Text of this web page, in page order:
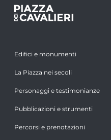
Edifici e monumenti
La Piazza nei secoli
Personaggi e testimonianze
Pubblicazioni e strumenti
Percorsi e prenotazioni